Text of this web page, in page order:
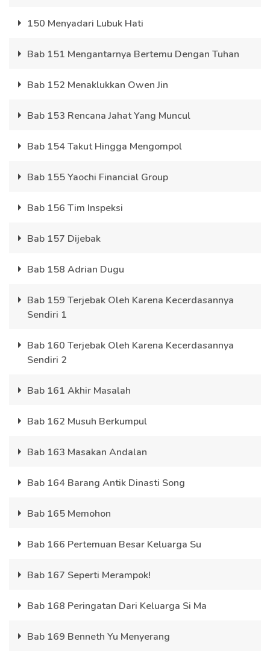
150 Menyadari Lubuk Hati
Bab 151 Mengantarnya Bertemu Dengan Tuhan
Bab 152 Menaklukkan Owen Jin
Bab 153 Rencana Jahat Yang Muncul
Bab 154 Takut Hingga Mengompol
Bab 155 Yaochi Financial Group
Bab 156 Tim Inspeksi
Bab 157 Dijebak
Bab 158 Adrian Dugu
Bab 159 Terjebak Oleh Karena Kecerdasannya
Sendiri 1
Bab 160 Terjebak Oleh Karena Kecerdasannya
Sendiri 2
Bab 161 Akhir Masalah
Bab 162 Musuh Berkumpul
Bab 163 Masakan Andalan
Bab 164 Barang Antik Dinasti Song
Bab 165 Memohon
Bab 166 Pertemuan Besar Keluarga Su
Bab 167 Seperti Merampok!
Bab 168 Peringatan Dari Keluarga Si Ma
Bab 169 Benneth Yu Menyerang